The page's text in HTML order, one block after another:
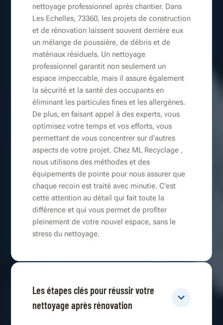
nettoyage professionnel après chantier. Dans
Les Echelles, 73360, les projets de construction
et de rénovation laissent souvent derrière eux
un mélange de poussière, de débris et de
matériaux résiduels. Un nettoyage
professionnel garantit non seulement un
espace impeccable, mais il assure également
la sécurité et la santé des occupants en
éliminant les particules fines et les allergènes.
De plus, en faisant appel à des experts, vous
optimisez votre temps et vos efforts, vous
permettant de vous concentrer sur d'autres
aspects de votre projet. Chez ML Recyclage ,
nous utilisons des méthodes et des
équipements de pointe pour nous assurer que
chaque recoin est traité avec minutie. C'est
cette attention au détail qui fait toute la
différence et qui vous permet de profiter
pleinement de votre nouvel espace, sans le
stress du nettoyage.
Les étapes clés pour réussir votre
nettoyage après rénovation